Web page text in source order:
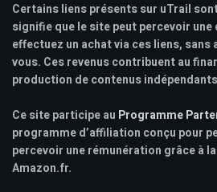
Certains liens présents sur uTrail
signifie que le site peut percevoir
effectuez un achat via ces liens, sans
vous. Ces revenus contribuent au
production de contenus
Ce site participe au Programme
programme d’affiliation conçu pour
percevoir une rémunération grâce à
Amazon.fr.